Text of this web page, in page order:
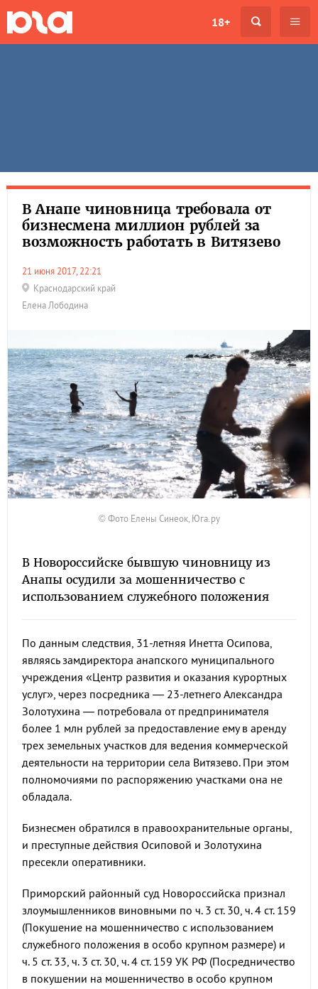
18+
В Анапе чиновница требовала от
бизнесмена миллион рублей за
возможность работать в Витязево
21 июня 2017, 22:21
Краснодарский край
Елена Лободина
© Фото Елены Синеок, Юга.ру
В Новороссийске бывшую чиновницу из
Анапы осудили за мошенничество с
использованием служебного положения
По данным следствия, 31-летняя Инетта Осипова,
являясь замдиректора анапского муниципального
учреждения «Центр развития и оказания курортных
услуг», через посредника — 23-летнего Александра
Золотухина — потребовала от предпринимателя
более 1 млн рублей за предоставление ему в аренду
трех земельных участков для ведения коммерческой
деятельности на территории села Витязево. При этом
полномочиями по распоряжению участками она не
обладала.
Бизнесмен обратился в правоохранительные органы,
и преступные действия Осиповой и Золотухина
пресекли оперативники.
Приморский районный суд Новороссийска признал
злоумышленников виновными по ч. 3 ст. 30, ч. 4 ст. 159
(Покушение на мошенничество с использованием
служебного положения в особо крупном размере) и
ч. 5 ст. 33, ч. 3 ст. 30, ч. 4 ст. 159 УК РФ (Посредничество
в покушении на мошенничество в особо крупном